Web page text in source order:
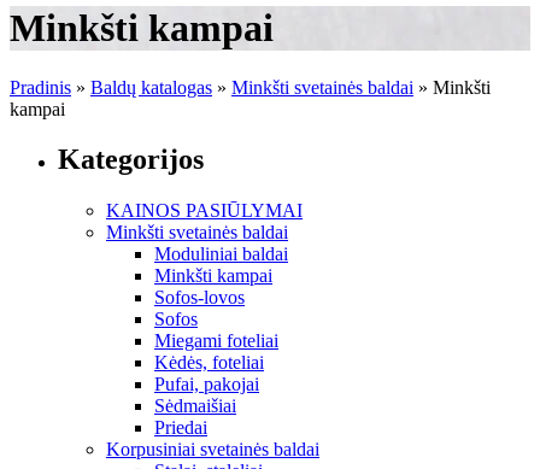
Minkšti kampai
Pradinis » Baldų katalogas » Minkšti svetainės baldai » Minkšti
kampai
Kategorijos
KAINOS PASIŪLYMAI
Minkšti svetainės baldai
Moduliniai baldai
Minkšti kampai
Sofos-lovos
Sofos
Miegami foteliai
Kėdės, foteliai
Pufai, pakojai
Sėdmaišiai
Priedai
Korpusiniai svetainės baldai